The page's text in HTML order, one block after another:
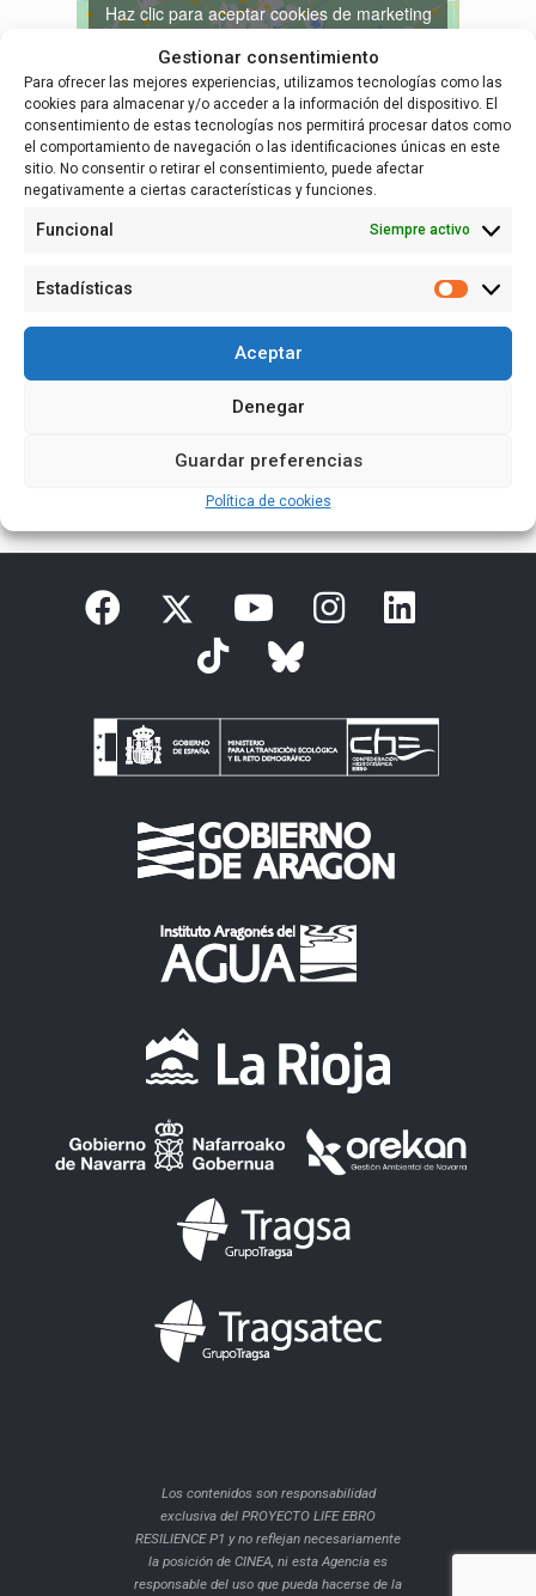
Gestionar consentimiento
Para ofrecer las mejores experiencias, utilizamos tecnologías como las
cookies para almacenar y/o acceder a la información del dispositivo. El
consentimiento de estas tecnologías nos permitirá procesar datos como
el comportamiento de navegación o las identificaciones únicas en este
sitio. No consentir o retirar el consentimiento, puede afectar
negativamente a ciertas características y funciones.
Funcional Siempre activo
Estadísticas
Aceptar
Denegar
Guardar preferencias
Política de cookies
Ayuntamiento de Alfaro
C/ Las Pozas 14
Haz clic para aceptar cookies de marketing
Los contenidos son responsabilidad
exclusiva del PROYECTO LIFE EBRO
RESILIENCE P1 y no reflejan necesariamente
la posición de CINEA, ni esta Agencia es
responsable del uso que pueda hacerse de la
Español